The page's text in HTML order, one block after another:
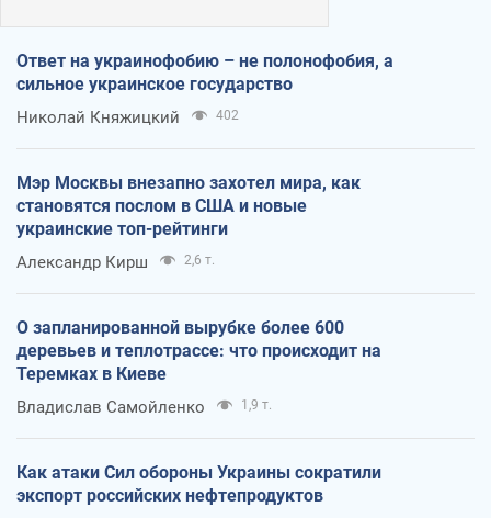
Ответ на украинофобию – не полонофобия, а
сильное украинское государство
Николай Княжицкий 402
Мэр Москвы внезапно захотел мира, как
становятся послом в США и новые
украинские топ-рейтинги
Александр Кирш 2,6 т.
О запланированной вырубке более 600
деревьев и теплотрассе: что происходит на
Теремках в Киеве
Владислав Самойленко 1,9 т.
Как атаки Сил обороны Украины сократили
экспорт российских нефтепродуктов